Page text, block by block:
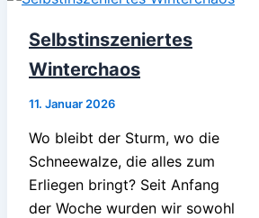
Selbstinszeniertes
Winterchaos
11. Januar 2026
Wo bleibt der Sturm, wo die
Schneewalze, die alles zum
Erliegen bringt? Seit Anfang
der Woche wurden wir sowohl